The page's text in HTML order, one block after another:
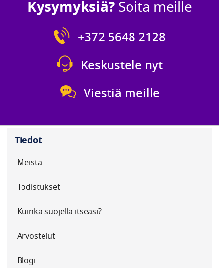
Kysymyksiä?Soita meille
+372 5648 2128
Keskustele nyt
Viestiä meille
Tiedot
Meistä
Todistukset
Kuinka suojella itseäsi?
Arvostelut
Blogi